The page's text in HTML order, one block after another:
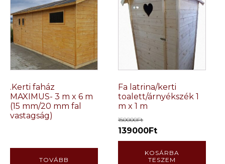
.Kerti faház
MAXIMUS- 3 m x 6 m
(15 mm/20 mm fal
vastagság)
TOVÁBB
Fa latrina/kerti
toalett/árnyékszék 1
m x 1 m
150000Ft
Original
price
139000FtCurrent
price
is:
KOSÁRBA
TESZEM